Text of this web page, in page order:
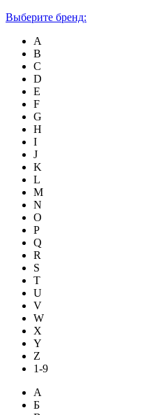
Выберите бренд:
A
B
C
D
E
F
G
H
I
J
K
L
M
N
O
P
Q
R
S
T
U
V
W
X
Y
Z
1-9
А
Б